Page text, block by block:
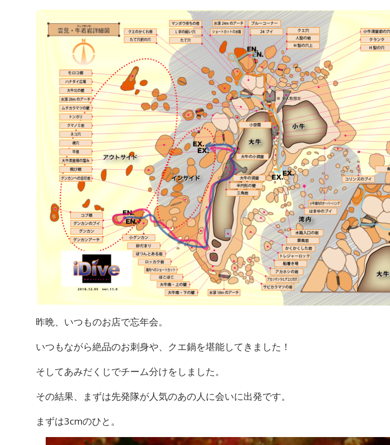
昨晩、いつものお店で忘年会。
いつもながら絶品のお刺身や、クエ鍋を堪能してきました！
そしてあみだくじでチーム分けをしました。
その結果、まずは先発隊が人気のあの人に会いに出発です。
まずは3cmのひと。